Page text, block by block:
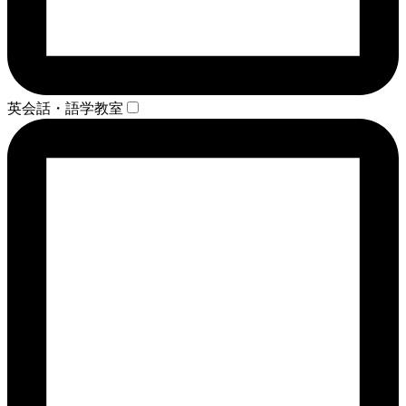
英会話・語学教室